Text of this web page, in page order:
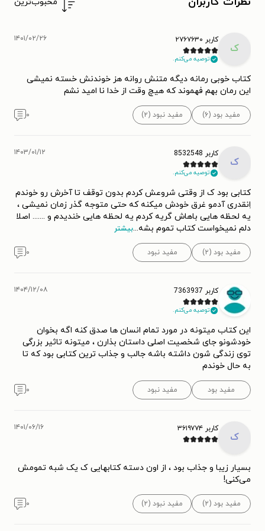
ک
کاربر ۲۷۶۷۶۳۰
توصیه می‌کنم.
۱۴۰۱/۰۲/۲۶
کتاب خوبی رمانه دیگه متنش روانه هز خوندنش خسته نمیشی
این رمان بهم فهموند که هیچ وقت از خدا نا امید نشم
مفید بود (۶) مفید نبود (۲) ۰
ک
کاربر 8532548
توصیه می‌کنم.
۱۴۰۳/۰۱/۱۲
کتابی بود ک از وقتی شروعش کردم بدون توقف تا آخرش رو خوندم
اِنقدری آدمو غرق خودش میکنه که حتی متوجه گذر زمان نمیشی ،
یه لحظه هایی باهاش گریه کردم یه لحظه هایی خندیدم و ....... اصلا
دلم نمیخواست کتاب تموم بشه...بیشتر
مفید بود (۲) مفید نبود ۰
کاربر 7363937
توصیه می‌کنم.
۱۴۰۴/۱۲/۰۸
این کتاب میتونه در مورد تمام انسان ها صدق کنه اگه بخوان
خودشونو جای شخصیت اصلی داستان بذارن ، میتونه تاثیر بزرگی
توی زندگی شون داشته باشه جالب و جذاب ترین کتابی بود که تا
به حال خوندم
مفید بود مفید نبود ۰
ک
کاربر ۳۶۱۹۷۷۴ ۱۴۰۱/۰۶/۱۶
بسیار زیبا و جذاب بود ، از اون دسته کتابهایی ک یک شبه تمومش
می‌کنی!
مفید بود (۲) مفید نبود (۲) ۰